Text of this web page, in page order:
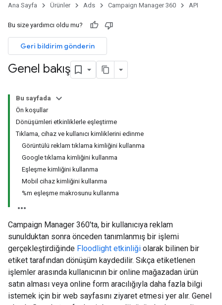
Ana Sayfa Ürünler Ads Campaign Manager 360 API
Bu size yardımcı oldu mu?
Geri bildirim gönderin
Genel bakış
Bu sayfada
Ön koşullar
Dönüşümleri etkinliklerle eşleştirme
Tıklama, cihaz ve kullanıcı kimliklerini edinme
Görüntülü reklam tıklama kimliğini kullanma
Google tıklama kimliğini kullanma
Eşleşme kimliğini kullanma
Mobil cihaz kimliğini kullanma
%m eşleşme makrosunu kullanma
Campaign Manager 360'ta, bir kullanıcıya reklam
sunulduktan sonra önceden tanımlanmış bir işlemi
gerçekleştirdiğinde Floodlight etkinliği olarak bilinen bir
etiket tarafından dönüşüm kaydedilir. Sıkça etiketlenen
işlemler arasında kullanıcının bir online mağazadan ürün
satın alması veya online form aracılığıyla daha fazla bilgi
istemek için bir web sayfasını ziyaret etmesi yer alır. Genel